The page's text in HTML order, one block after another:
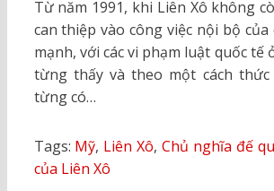
Từ năm 1991, khi Liên Xô không
can thiệp vào công việc nội bộ của
mạnh, với các vi phạm luật quốc tế
từng thấy và theo một cách
từng có…
Tags: Mỹ, Liên Xô,Chủ nghĩa đế
của Liên Xô